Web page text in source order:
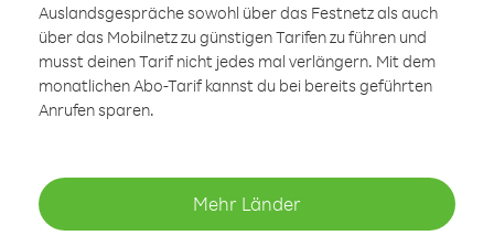
Auslandsgespräche sowohl über das Festnetz als auch
über das Mobilnetz zu günstigen Tarifen zu führen und
musst deinen Tarif nicht jedes mal verlängern. Mit dem
monatlichen Abo-Tarif kannst du bei bereits geführten
Anrufen sparen.
Mehr Länder